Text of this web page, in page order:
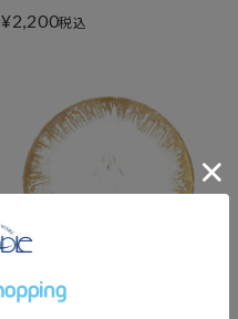
¥2,200税込